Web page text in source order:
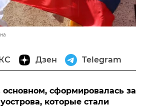
Дзен Telegram
сформировалась за
которые стали